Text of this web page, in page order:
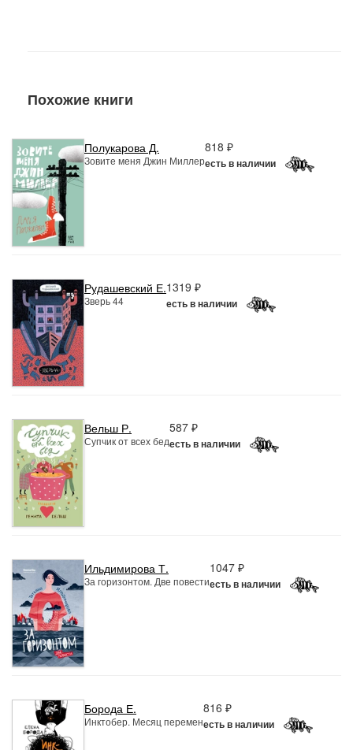
Похожие книги
Полукарова Д.
Зовите меня Джин Миллер
818 ₽
есть в наличии
Рудашевский Е.
Зверь 44
1319 ₽
есть в наличии
Вельш Р.
Супчик от всех бед
587 ₽
есть в наличии
Ильдимирова Т.
За горизонтом. Две повести
1047 ₽
есть в наличии
Борода Е.
Инктобер. Месяц перемен
816 ₽
есть в наличии